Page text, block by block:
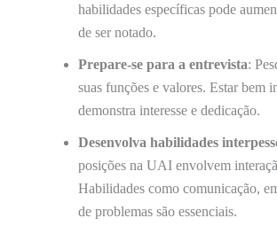
habilidades específicas pode
de ser notado.
Prepare-se para a entrevista:
suas funções e valores. Estar bem
demonstra interesse e dedicação.
Desenvolva habilidades
posições na UAI envolvem
Habilidades como comunicação,
de problemas são essenciais.